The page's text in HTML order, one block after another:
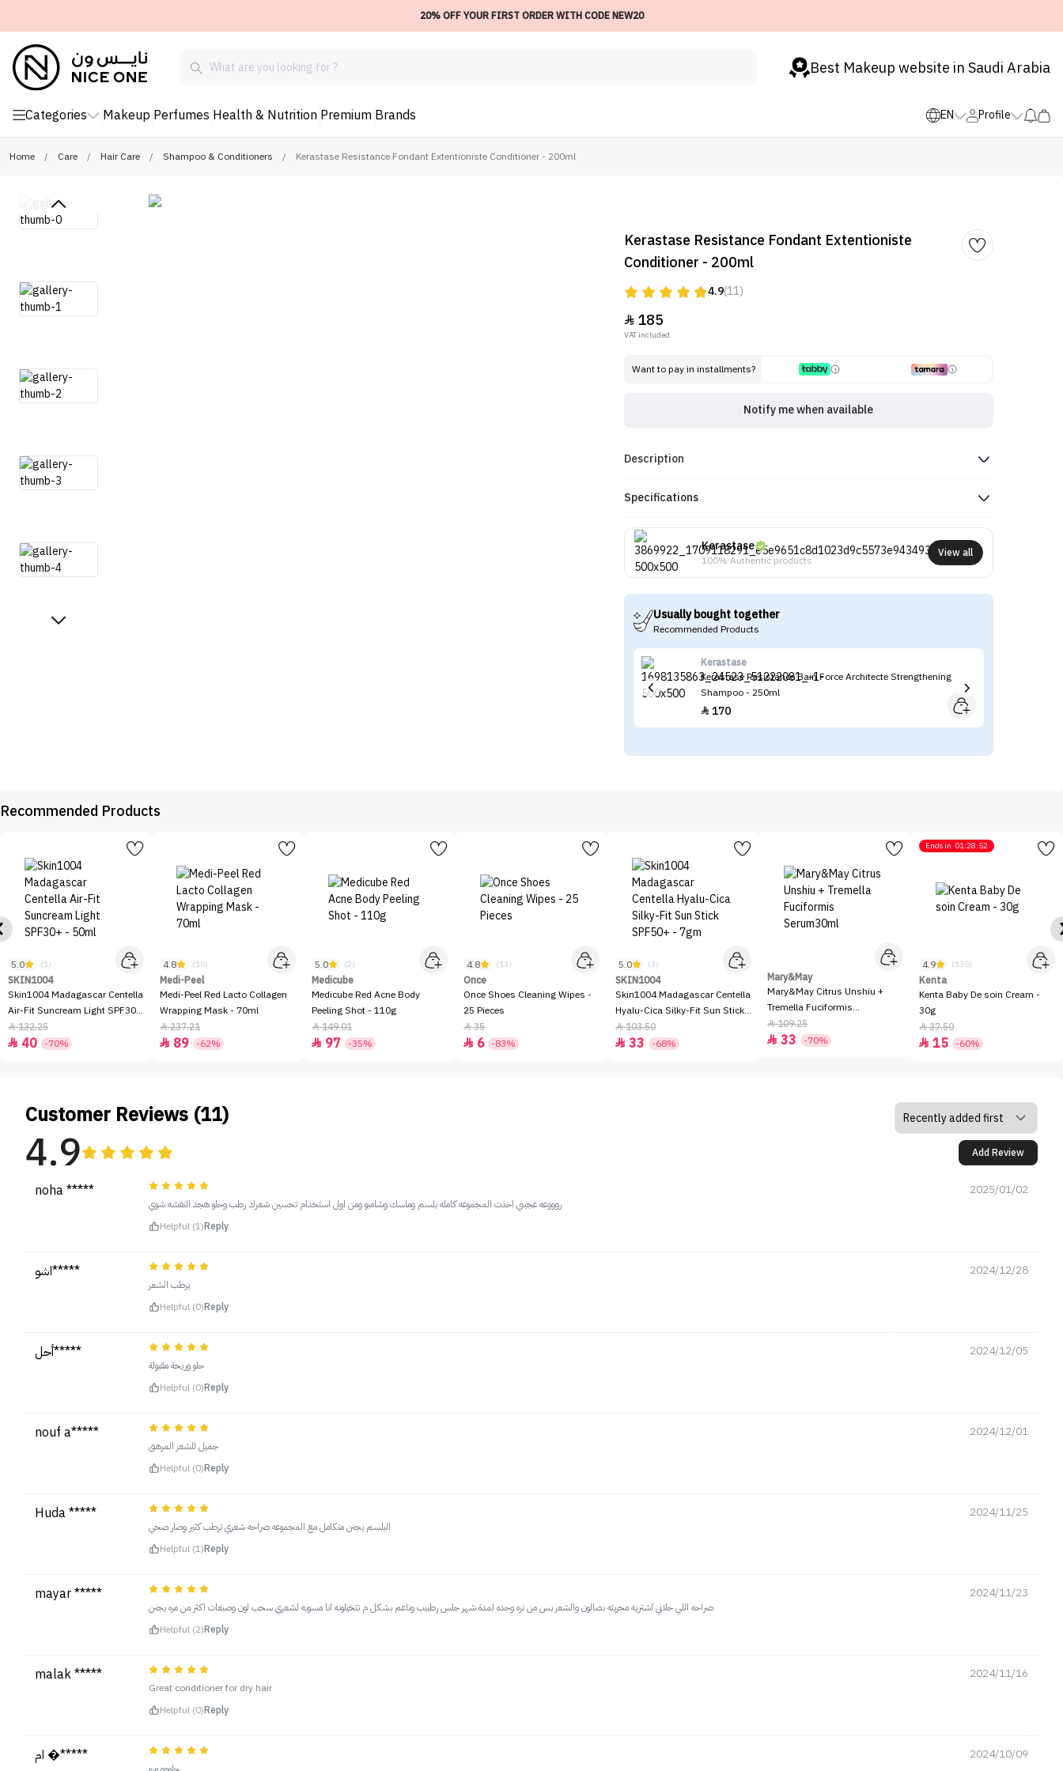
20% OFF YOUR FIRST ORDER WITH CODE NEW20
Best Makeup website in Saudi Arabia
Categories Makeup Perfumes Health & Nutrition Premium Brands EN Profile
Home / Care / Hair Care / Shampoo & Conditioners / Kerastase Resistance Fondant Extentioniste Conditioner - 200ml
Kerastase Resistance Fondant Extentioniste
Conditioner - 200ml
4.9(11)
185
VAT included.
Want to pay in installments?
Notify me when available
Description
Specifications
Kerastase
100% Authentic products
View all
Usually bought together
Recommended Products
Kerastase
Kerastase Resistance Bain Force Architecte Strengthening
Shampoo - 250ml
 170
Recommended Products
5.0 (1)
SKIN1004
Skin1004 Madagascar Centella
Air-Fit Suncream Light SPF30+
- 50ml
132.25
 40 -70%
4.8 (10)
Medi-Peel
Medi-Peel Red Lacto Collagen
Wrapping Mask - 70ml
237.21
 89 -62%
5.0 (2)
Medicube
Medicube Red Acne Body
Peeling Shot - 110g
149.01
 97 -35%
4.8 (13)
Once
Once Shoes Cleaning Wipes -
25 Pieces
35
 6 -83%
5.0 (3)
SKIN1004
Skin1004 Madagascar Centella
Hyalu-Cica Silky-Fit Sun Stick
SPF50+ - 7gm
103.50
 33 -68%
Mary&May
Mary&May Citrus Unshiu +
Tremella Fuciformis
Serum30ml
109.25
 33 -70%
Ends in 01:28:52
4.9 (135)
Kenta
Kenta Baby De soin Cream -
30g
37.50
 15 -60%
Customer Reviews (11)
4.9 Add Review
noha ***** 2025/01/02
روووعه عجبني اخذت المجموعه كامله بلسم وماسك وشامبو ومن اول استخدام تحسين شعرك رطب وحلو هجد النفشه شوي
Helpful (1)Reply
اشو***** 2024/12/28
يرطب الشعر
Helpful (0)Reply
أحل***** 2024/12/05
حلو وريحة مقبولة
Helpful (0)Reply
nouf a***** 2024/12/01
جميل للشعر المرهق
Helpful (0)Reply
Huda ***** 2024/11/25
البلسم يجنن متكامل مع المجموعه صراحه شعري ترطب كثير وصار صحي
Helpful (1)Reply
mayar ***** 2024/11/23
صراحه اللي خلاني اشتريه مجربته بصالون والشعر بس من نره وحده لمدة شهر جلس رطببب وناعم بشكل م تتخيلونه انا مسويه لشعري سحب لون وصبغات اكثر من مره يجنن
Helpful (2)Reply
malak ***** 2024/11/16
Great conditioner for dry hair
Helpful (0)Reply
ام �***** 2024/10/09